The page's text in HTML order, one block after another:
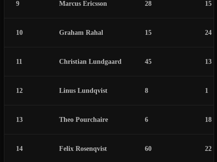
9 Marcus Ericsson 28 15
10 Graham Rahal 15 24
11 Christian Lundgaard 45 13
12 Linus Lundqvist 8 1
13 Theo Pourchaire 6 18
14 Felix Rosenqvist 60 22